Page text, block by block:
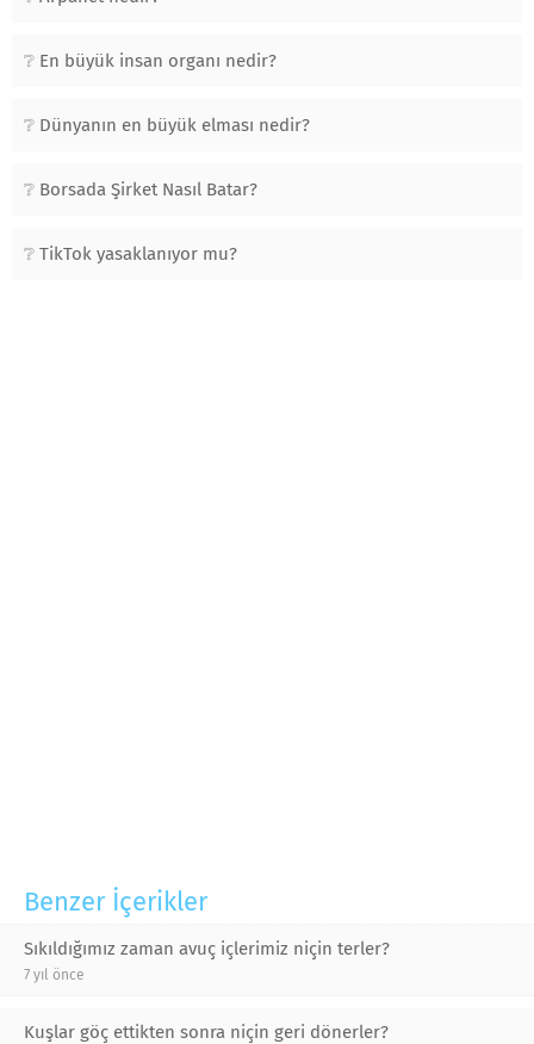
En büyük insan organı nedir?
Dünyanın en büyük elması nedir?
Borsada Şirket Nasıl Batar?
TikTok yasaklanıyor mu?
Benzer İçerikler
Sıkıldığımız zaman avuç içlerimiz niçin terler?
7 yıl önce
Kuşlar göç ettikten sonra niçin geri dönerler?